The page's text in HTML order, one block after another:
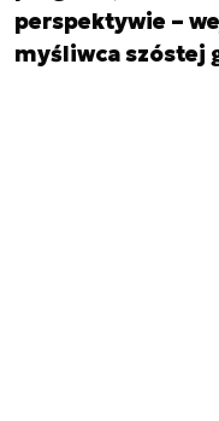
perspektywie –
myśliwca szóstej